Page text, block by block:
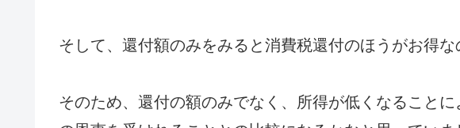
そして、還付額のみをみると消費税還付のほうがお得な
そのため、還付の額のみでなく、所得が低くなること